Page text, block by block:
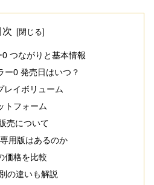
次
つながりと基本情報
ー0 発売日はいつ？
レイボリューム
トフォーム
売について
用版はあるのか
価格を比較
の違いも解説